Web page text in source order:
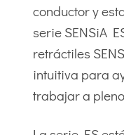
conductor y
serie SENSiA
retráctiles
intuitiva para
trabajar a